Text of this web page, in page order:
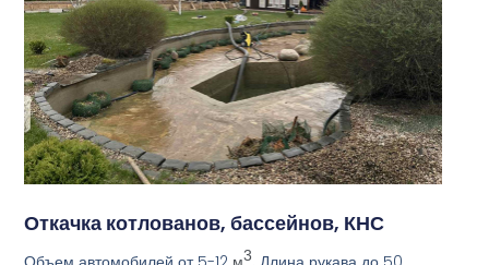
Откачка котлованов, бассейнов, КНС
м3